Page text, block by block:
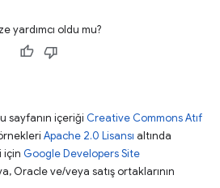
yardımcı oldu mu?
sayfanın içeriği Creative Commons Atıf
Apache 2.0 Lisansı altında
için Google Developers Site
Oracle ve/veya satış ortaklarının